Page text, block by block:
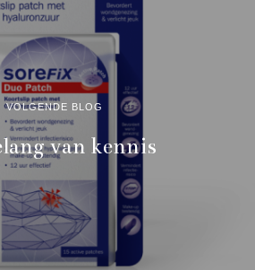
VOLGENDE BLOG
van kennis